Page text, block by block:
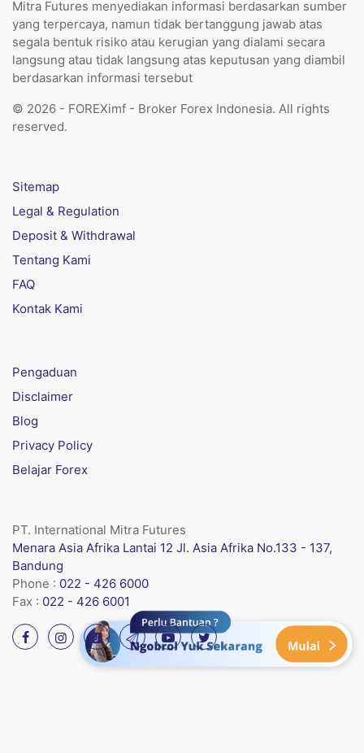
Mitra Futures menyediakan informasi berdasarkan sumber
yang terpercaya, namun tidak bertanggung jawab atas
segala bentuk risiko atau kerugian yang dialami secara
langsung atau tidak langsung atas keputusan yang diambil
berdasarkan informasi tersebut
© 2026 - FOREXimf - Broker Forex Indonesia. All rights
reserved.
Sitemap
Legal & Regulation
Deposit & Withdrawal
Tentang Kami
FAQ
Kontak Kami
Pengaduan
Disclaimer
Blog
Privacy Policy
Belajar Forex
PT. International Mitra Futures
Menara Asia Afrika Lantai 12 Jl. Asia Afrika No.133 - 137,
Bandung
Phone : 022 - 426 6000
Fax : 022 - 426 6001